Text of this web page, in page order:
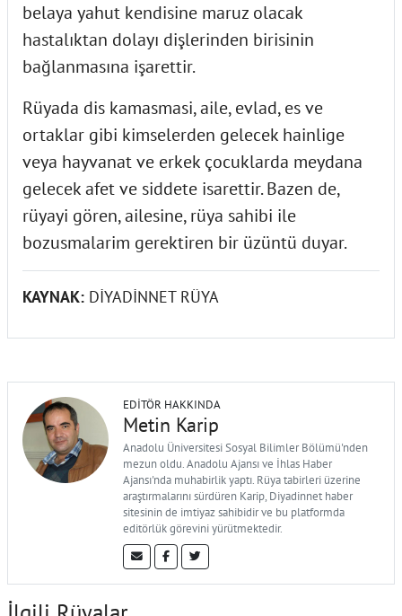
belaya yahut kendisine maruz olacak
hastalıktan dolayı dişlerinden birisinin
bağlanmasına işarettir.
Rüyada dis kamasmasi, aile, evlad, es ve
ortaklar gibi kimselerden gelecek hainlige
veya hayvanat ve erkek çocuklarda meydana
gelecek afet ve siddete isarettir. Bazen de,
rüyayi gören, ailesine, rüya sahibi ile
bozusmalarim gerektiren bir üzüntü duyar.
KAYNAK: DİYADİNNET RÜYA
EDITÖR HAKKINDA
Metin Karip
Anadolu Üniversitesi Sosyal Bilimler Bölümü'nden
mezun oldu. Anadolu Ajansı ve İhlas Haber
Ajansı'nda muhabirlik yaptı. Rüya tabirleri üzerine
araştırmalarını sürdüren Karip, Diyadinnet haber
sitesinin de imtiyaz sahibidir ve bu platformda
editörlük görevini yürütmektedir.